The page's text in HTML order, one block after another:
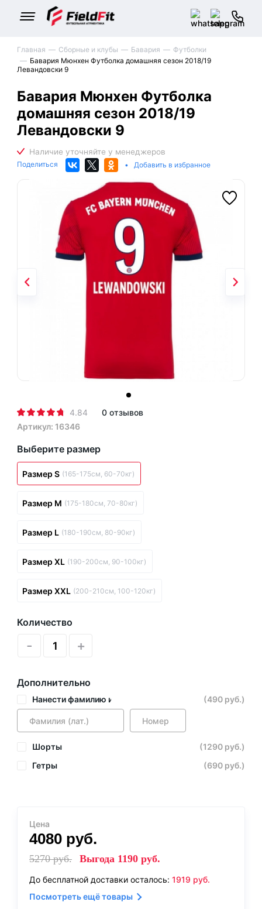
Главная Сборные и клубы Бавария
Футболки
Бавария Мюнхен Футболка домашняя сезон 2018/19
Левандовски 9
Бавария Мюнхен Футболка
домашняя сезон 2018/19
Левандовски 9
Поделиться • Добавить в избранное
4.84
0 отзывов
Артикул: 16346
Выберите размер
Размер S (165-175см, 60-70кг)
Размер M (175-180см, 70-80кг)
Размер L (180-190см, 80-90кг)
Размер XL (190-200см, 90-100кг)
Размер XXL (200-210см, 100-120кг)
Количество
- +
Дополнительно
Нанести фамилию и номер (490 руб.)
Шорты
(1290 руб.)
Гетры
(690 руб.)
Цена
4080 руб.
5270руб. Выгода 1190 руб.
До бесплатной доставки осталось: 1919 руб.
Посмотреть ещё товары